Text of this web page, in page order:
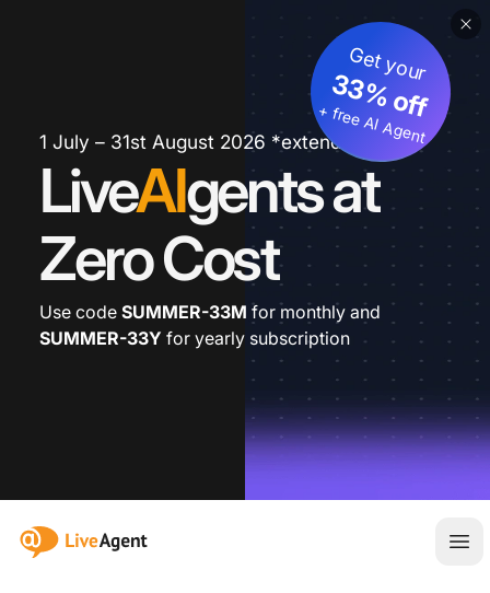
1 July – 31st August 2026 *extended
LiveAIgents at
Zero Cost
Get your
33% off
+ free AI Agent
Use code SUMMER-33M for monthly and
SUMMER-33Y for yearly subscription
:site.title